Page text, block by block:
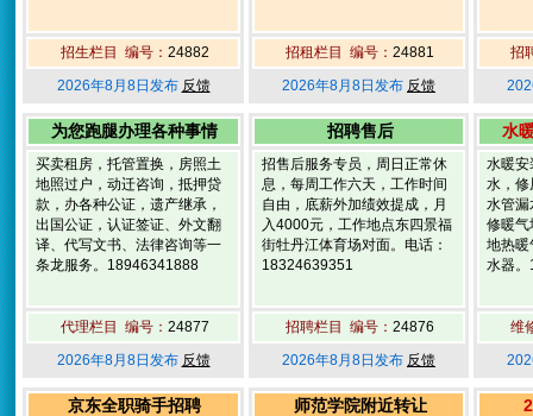
招生栏目 编号： 24882
2026年8月8日发布 反馈
招租栏目 编号： 24881
2026年8月8日发布 反馈
招
为您跑腿办理各种事情
买卖租房，托管置换，房照土
地照过户，动迁咨询，抵押贷
款，办各种公证，遗产继承，
出国公证，认证签证、外文翻
译、代写文书、法律咨询等一
条龙服务。18946341888
代理栏目 编号： 24877
2026年8月8日发布 反馈
招聘售后
招售后服务专员，周日正常休
息，每周工作六天，工作时间
自由，底薪外加绩效提成，月
入4000元，工作地点东四景福
街牡丹江体育场对面。电话：
18324639351
招聘栏目 编号： 24876
2026年8月8日发布 反馈
水
水暖安
水，修
水管漏
修暖气
地热暖
水器
维
京东全职骑手招聘 师范学院附近转让